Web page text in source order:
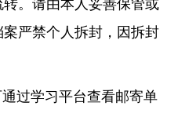
。请由本人妥善保管或
严禁个人拆封，因拆封
过学习平台查看邮寄单